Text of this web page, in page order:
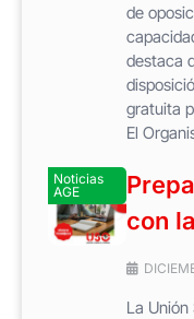
de
destaca
gratuita
El
Noticias
AGE
con
La